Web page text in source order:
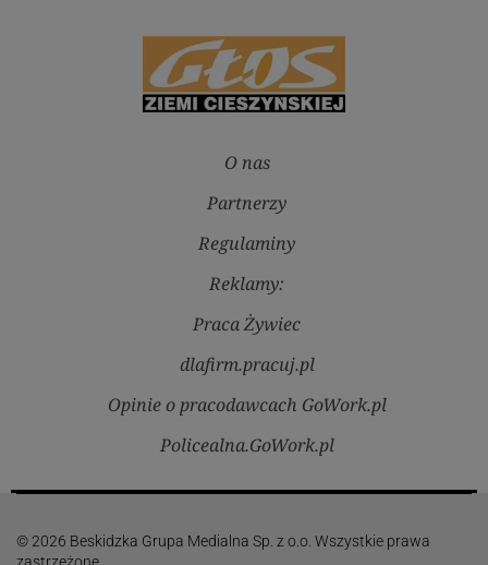
O nas
Partnerzy
Regulaminy
Reklamy:
Praca Żywiec
dlafirm.pracuj.pl
Opinie o pracodawcach GoWork.pl
Policealna.GoWork.pl
© 2026 Beskidzka Grupa Medialna Sp. z o.o. Wszystkie prawa
zastrzeżone.